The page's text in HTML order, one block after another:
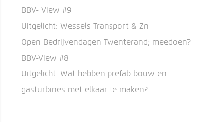
BBV- View #9
Uitgelicht: Wessels Transport & Zn
Open Bedrijvendagen Twenterand; meedoen?
BBV-View #8
Uitgelicht: Wat hebben prefab bouw en
gasturbines met elkaar te maken?